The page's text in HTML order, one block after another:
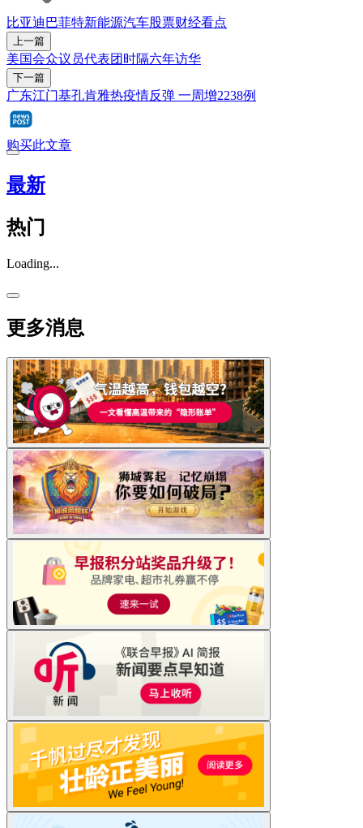
比亚迪 巴菲特新能源汽车股票财经看点
上一篇
美国会众议员代表团时隔六年访华
下一篇
广东江门基孔肯雅热疫情反弹 一周增2238例
购买此文章
最新
热门
Loading...
更多消息